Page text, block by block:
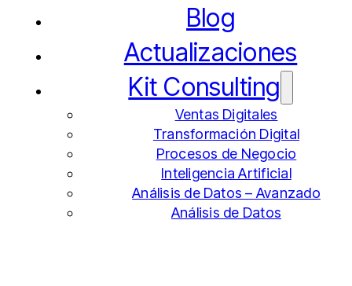
Blog
Actualizaciones
Kit Consulting
Ventas Digitales
Transformación Digital
Procesos de Negocio
Inteligencia Artificial
Análisis de Datos – Avanzado
Análisis de Datos